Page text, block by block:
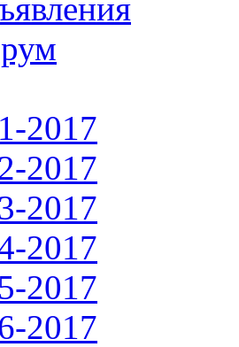
2017
2017
2017
2017
2017
2017